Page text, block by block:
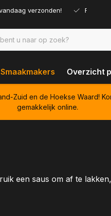
verzonden! Ruim
Smaakmakers Overzicht
Zuid en de Hoekse Waard!
gemakkelijk online.
een saus om af te